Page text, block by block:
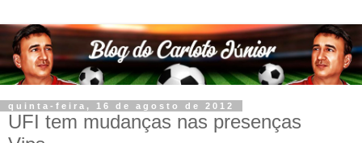
quinta-feira, 16 de agosto de 2012
UFI tem mudanças nas presenças